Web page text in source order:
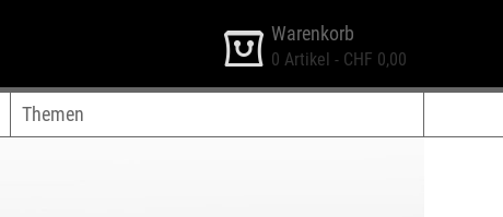
Warenkorb
0 Artikel - CHF 0,00
Themen